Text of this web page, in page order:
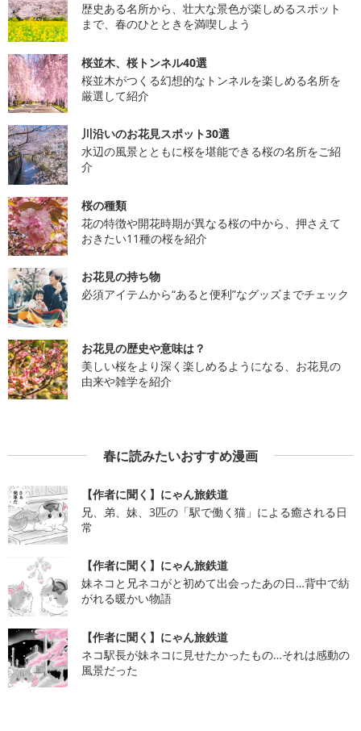
歴史ある名所から、壮大な景色が楽しめるスポット
まで、春のひとときを満喫しよう
桜並木、桜トンネル40選
桜並木がつくる幻想的なトンネルを楽しめる名所を
厳選して紹介
川沿いのお花見スポット30選
水辺の風景とともに桜を堪能できる桜の名所をご紹
介
桜の種類
花の特徴や開花時期が異なる桜の中から、押さえて
おきたい11種の桜を紹介
お花見の持ち物
必須アイテムから“あると便利”なグッズまでチェック
お花見の歴史や意味は？
美しい桜をより深く楽しめるようになる、お花見の
由来や雑学を紹介
春に読みたいおすすめ漫画
【作者に聞く】にゃん旅鉄道
兄、弟、妹、3匹の「駅で働く猫」による癒される日
常
【作者に聞く】にゃん旅鉄道
妹ネコと兄ネコがと初めて出会ったあの日…背中で紡
がれる暖かい物語
【作者に聞く】にゃん旅鉄道
ネコ駅長が妹ネコに見せたかったもの…それは感動の
風景だった